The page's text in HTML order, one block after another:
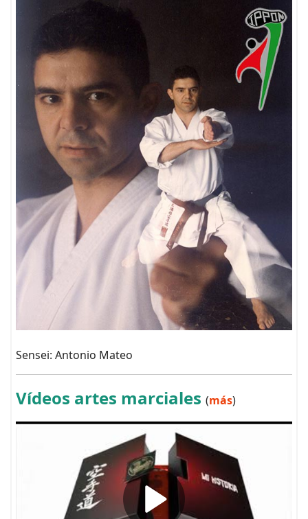
Sensei: Antonio Mateo
Vídeos artes marciales (más)